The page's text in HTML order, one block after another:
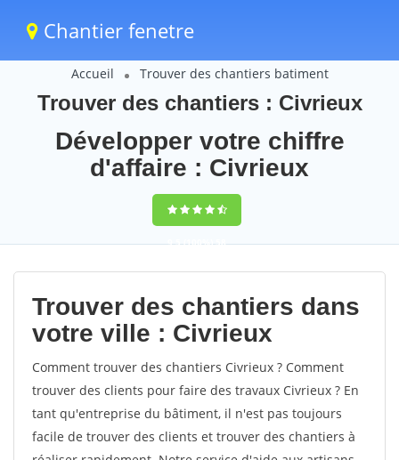
Chantier fenetre
Accueil Trouver des chantiers batiment
Trouver des chantiers : Civrieux
Développer votre chiffre
d'affaire : Civrieux
9,5(100%)58
votes
Trouver des chantiers dans
votre ville : Civrieux
Comment trouver des chantiers Civrieux ? Comment
trouver des clients pour faire des travaux Civrieux ? En
tant qu'entreprise du bâtiment, il n'est pas toujours
facile de trouver des clients et trouver des chantiers à